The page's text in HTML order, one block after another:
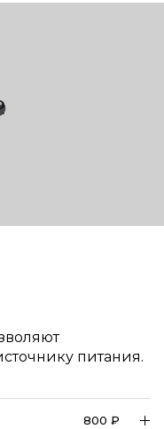
питания.
800 ₽